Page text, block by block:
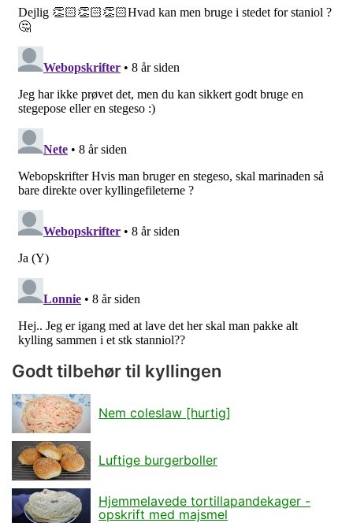
Godt tilbehør til kyllingen
Nem coleslaw [hurtig]
Luftige burgerboller
Hjemmelavede tortillapandekager -
opskrift med majsmel